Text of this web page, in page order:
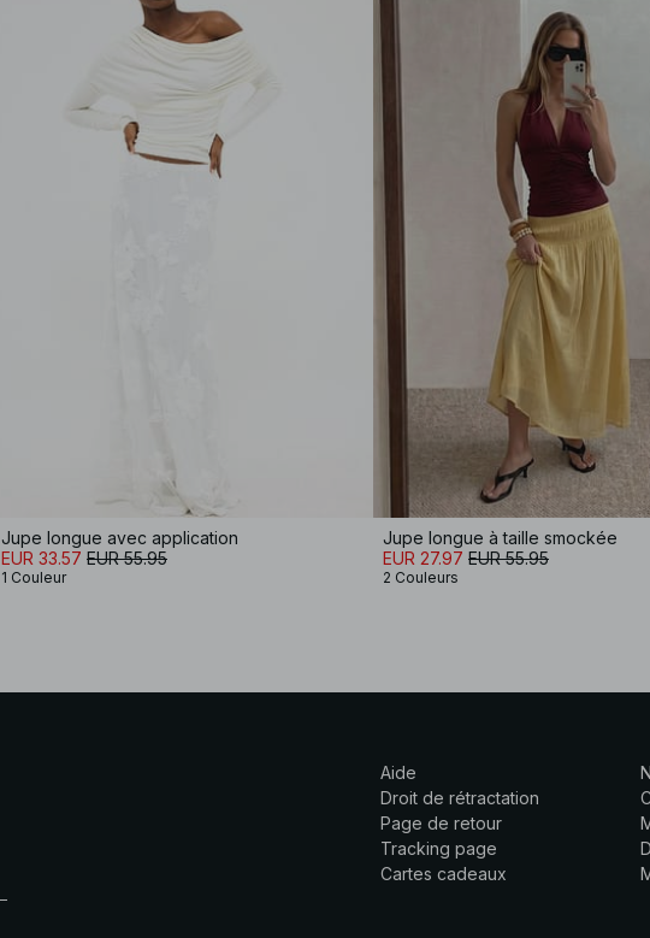
Jupe longue avec application
EUR 33.57 EUR 55.95
1 Couleur
Jupe longue à taille smockée
EUR 27.97 EUR 55.95
2 Couleurs
Aide
Droit de rétractation
Page de retour
Tracking page
Cartes cadeaux